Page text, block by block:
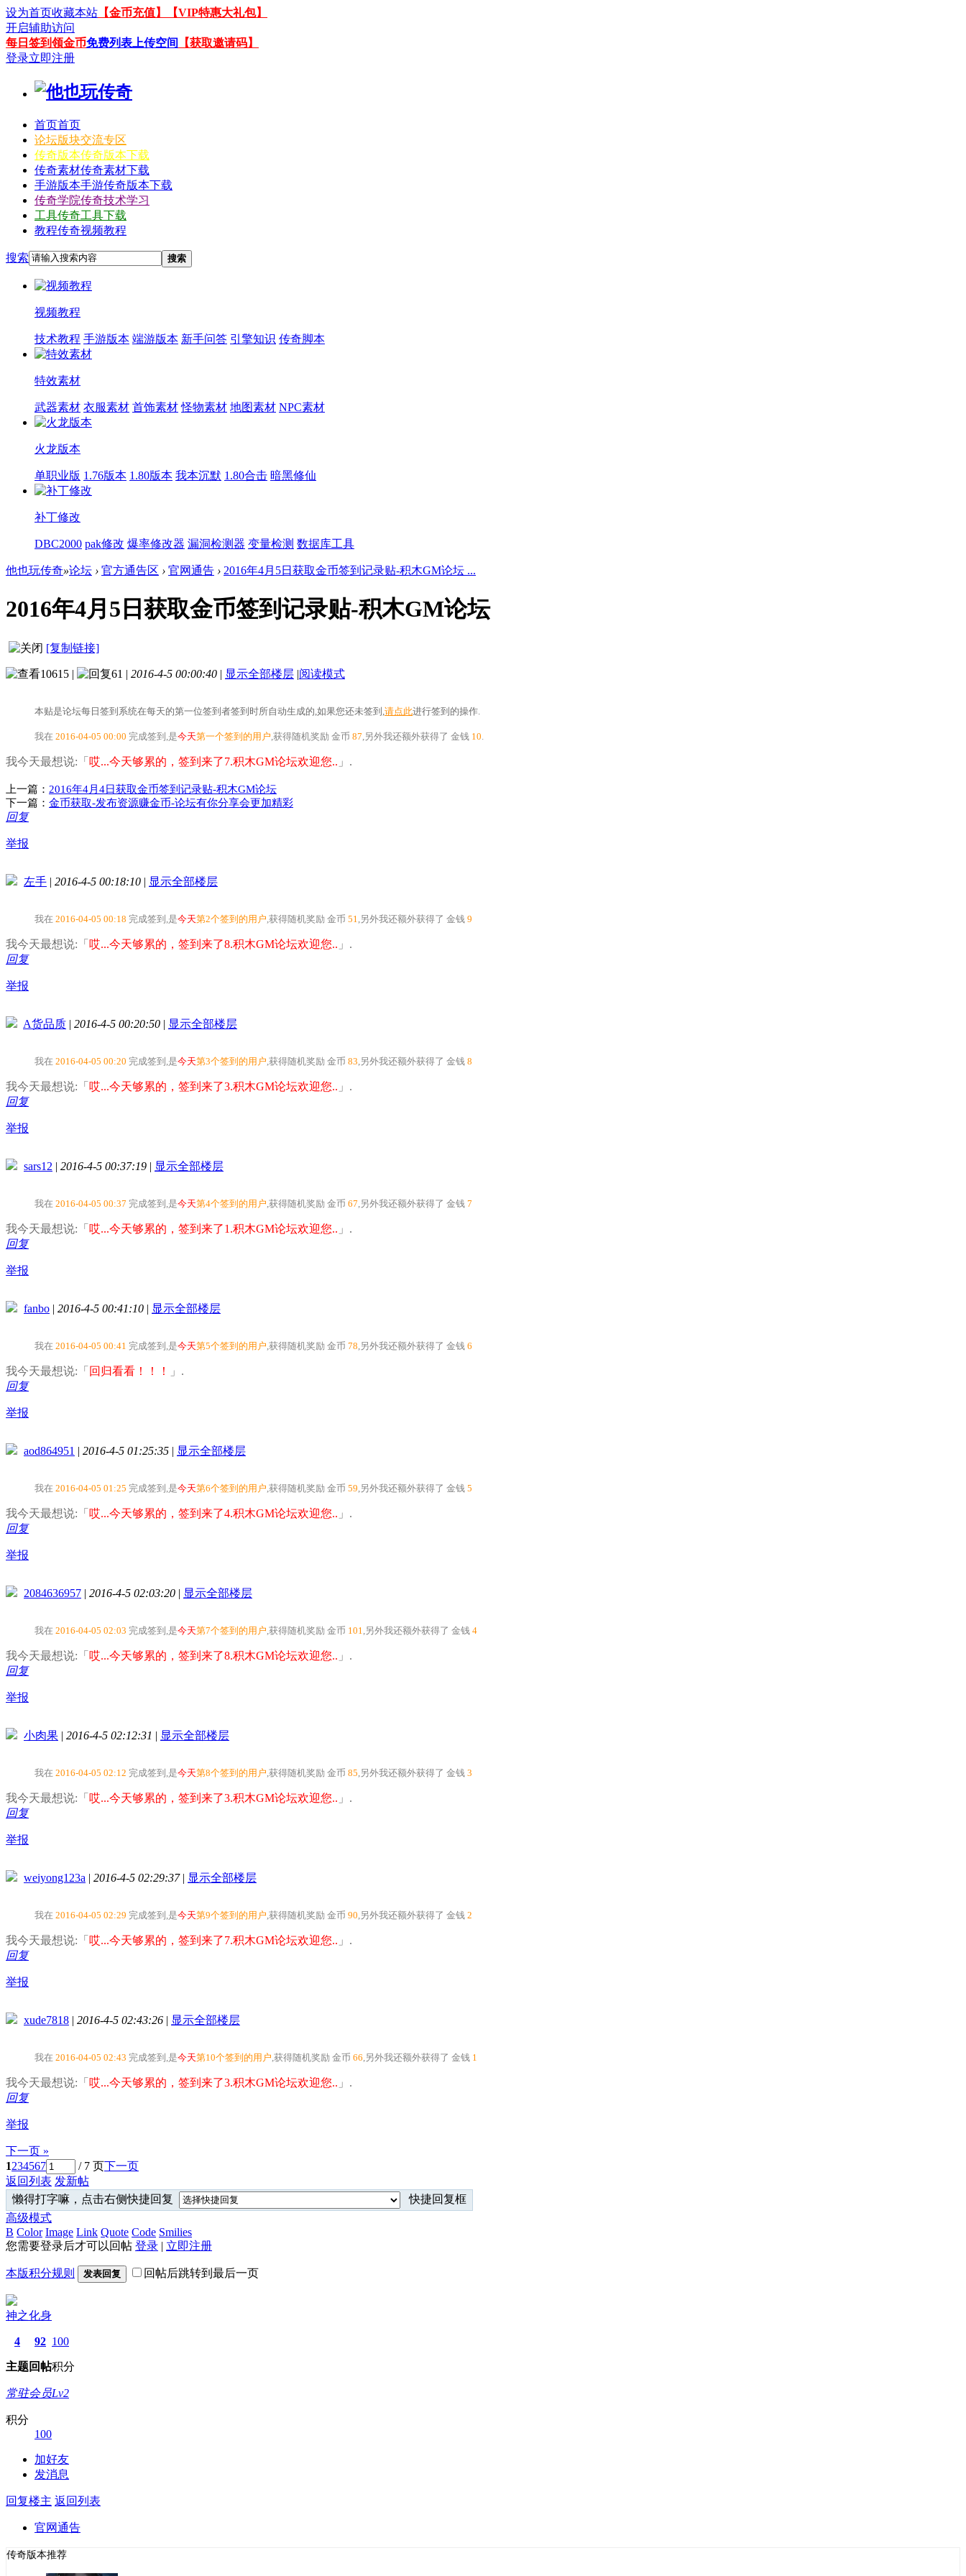
设为首页收藏本站 【金币充值】
【VIP特惠大礼包】
开启辅助访问
每日签到领金币免费列表上传空间
【获取邀请码】
登录立即注册
首页首页
论坛版块交流专区
传奇版本传奇版本下载
传奇素材传奇素材下载
手游版本手游传奇版本下载
传奇学院传奇技术学习
工具传奇工具下载
教程传奇视频教程
搜索 搜索
视频教程
技术教程 手游版本 端游版本 新手问答 引擎知识 传奇脚本
特效素材
武器素材 衣服素材 首饰素材 怪物素材 地图素材 NPC素材
火龙版本
单职业版 1.76版本 1.80版本 我本沉默 1.80合击 暗黑修仙
补丁修改
DBC2000 pak修改 爆率修改器 漏洞检测器 变量检测 数据库工具
他也玩传奇»论坛 › 官方通告区 › 官网通告 › 2016年4月5日获取金币签到记录贴-积木GM论坛 ...
2016年4月5日获取金币签到记录贴-积木GM论坛
[复制链接]
10615 | 61 | 2016-4-5 00:00:40 | 显示全部楼层 |阅读模式
本贴是论坛每日签到系统在每天的第一位签到者签到时所自动生成的,如果您还未签到, 请点此进行签到的操作.
我在 2016-04-05 00:00 完成签到,是今天第一个签到的用户 ,获得随机奖励 金币 87 ,另外我还额外获得了 金钱 10
我今天最想说:「 哎...今天够累的，签到来了7.积木GM论坛欢迎您.. 」.
上一篇： 2016年4月4日获取金币签到记录贴-积木GM论坛
下一篇： 金币获取-发布资源赚金币-论坛有你分享会更加精彩
回复
举报
左手 | 2016-4-5 00:18:10 | 显示全部楼层
我在 2016-04-05 00:18 完成签到,是今天第2个签到的用户 ,获得随机奖励 金币 51 ,另外我还额外获得了 金钱 9
我今天最想说:「 哎...今天够累的，签到来了8.积木GM论坛欢迎您.. 」.
回复
举报
A货品质 | 2016-4-5 00:20:50 | 显示全部楼层
我在 2016-04-05 00:20 完成签到,是今天第3个签到的用户 ,获得随机奖励 金币 83 ,另外我还额外获得了 金钱 8
我今天最想说:「 哎...今天够累的，签到来了3.积木GM论坛欢迎您.. 」.
回复
举报
sars12 | 2016-4-5 00:37:19 | 显示全部楼层
我在 2016-04-05 00:37 完成签到,是今天第4个签到的用户 ,获得随机奖励 金币 67 ,另外我还额外获得了 金钱 7
我今天最想说:「 哎...今天够累的，签到来了1.积木GM论坛欢迎您.. 」.
回复
举报
fanbo | 2016-4-5 00:41:10 | 显示全部楼层
我在 2016-04-05 00:41 完成签到,是今天第5个签到的用户 ,获得随机奖励 金币 78 ,另外我还额外获得了 金钱 6
我今天最想说:「 回归看看！！！
」.
回复
举报
aod864951 | 2016-4-5 01:25:35 | 显示全部楼层
我在 2016-04-05 01:25 完成签到,是今天第6个签到的用户 ,获得随机奖励 金币 59 ,另外我还额外获得了 金钱 5
我今天最想说:「 哎...今天够累的，签到来了4.积木GM论坛欢迎您.. 」.
回复
举报
2084636957 | 2016-4-5 02:03:20 | 显示全部楼层
我在 2016-04-05 02:03 完成签到,是今天第7个签到的用户 ,获得随机奖励 金币 101 ,另外我还额外获得了 金钱 4
我今天最想说:「 哎...今天够累的，签到来了8.积木GM论坛欢迎您.. 」.
回复
举报
小肉果 | 2016-4-5 02:12:31 | 显示全部楼层
我在 2016-04-05 02:12 完成签到,是今天第8个签到的用户 ,获得随机奖励 金币 85 ,另外我还额外获得了 金钱 3
我今天最想说:「 哎...今天够累的，签到来了3.积木GM论坛欢迎您.. 」.
回复
举报
weiyong123a | 2016-4-5 02:29:37 | 显示全部楼层
我在 2016-04-05 02:29 完成签到,是今天第9个签到的用户 ,获得随机奖励 金币 90 ,另外我还额外获得了 金钱 2
我今天最想说:「 哎...今天够累的，签到来了7.积木GM论坛欢迎您.. 」.
回复
举报
xude7818 | 2016-4-5 02:43:26 | 显示全部楼层
我在 2016-04-05 02:43 完成签到,是今天第10个签到的用户 ,获得随机奖励 金币 66 ,另外我还额外获得了 金钱 1
我今天最想说:「 哎...今天够累的，签到来了3.积木GM论坛欢迎您.. 」.
回复
举报
下一页 »
1234567 / 7 页下一页
返回列表 发新帖
懒得打字嘛，点击右侧快捷回复
快捷回复框
高级模式
B Color Image Link Quote Code Smilies
您需要登录后才可以回帖 登录 | 立即注册
本版积分规则 发表回复 回帖后跳转到最后一页
神之化身
4
主题
92
回帖
100
积分
常驻会员Lv2
积分
100
加好友
发消息
回复楼主 返回列表
官网通告
传奇版本推荐